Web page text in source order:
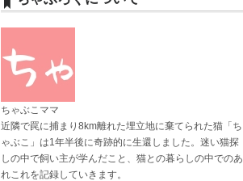
ちゃぶこママ
近隣で罠に捕まり8km離れた埋立地に棄てられた猫「ち
ゃぶこ」は1年半後に奇跡的に生還しました。迷い猫探
しの中で飼い主が学んだこと、猫との暮らしの中でのあ
れこれを記録していきます。